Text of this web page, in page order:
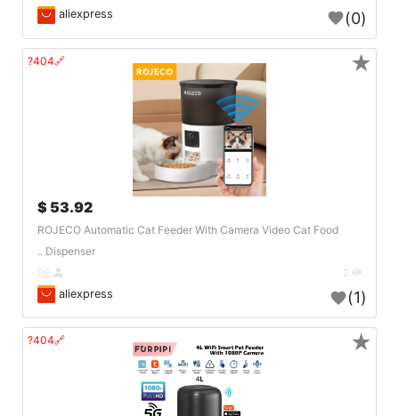
aliexpress (0)
🔗404?
53.92 $
ROJECO Automatic Cat Feeder With Camera Video Cat Food
Dispenser ..
aliexpress (1)
★
🔗404? ★